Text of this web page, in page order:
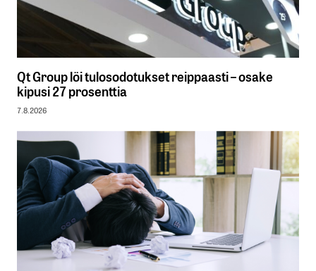
Qt Group löi tulosodotukset reippaasti – osake
kipusi 27 prosenttia
7.8.2026